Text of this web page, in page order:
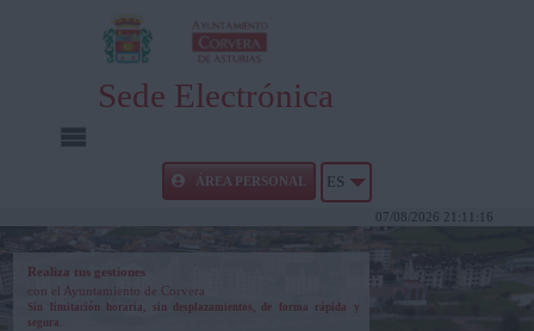
Sede Electrónica
INICIO
CARPETA CIUDADANA
ÁREA PERSONAL ES
07/08/2026 21:11:16
Realiza tus gestiones
con el Ayuntamiento de Corvera
Sin limitación horaria, sin desplazamientos, de forma rápida y
segura.